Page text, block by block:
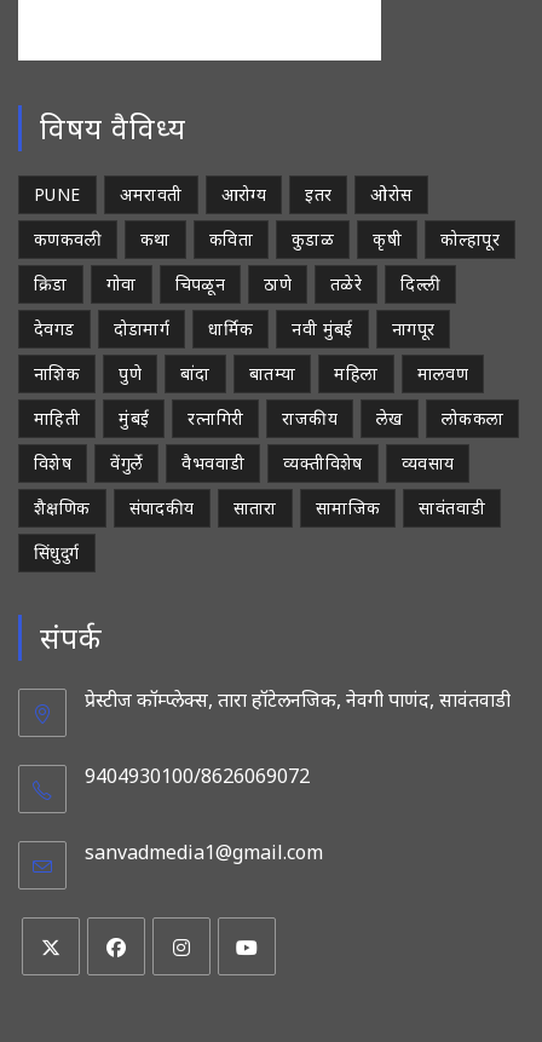
विषय वैविध्य
PUNE अमरावती आरोग्य इतर
ओरोस
कणकवली
कथा कविता कुडाळ कृषी
कोल्हापूर
क्रिडा
गोवा चिपळून ठाणे तळेरे
दिल्ली
देवगड
दोडामार्ग धार्मिक नवी मुंबई
नागपूर
नाशिक
पुणे बांदा बातम्या महिला
मालवण
माहिती
मुंबई रत्नागिरी राजकीय लेख
लोककला
विशेष
वेंगुर्ले वैभववाडी व्यक्तीविशेष
व्यवसाय
शैक्षणिक
संपादकीय सातारा सामाजिक
सावंतवाडी
सिंधुदुर्ग
संपर्क
प्रेस्टीज कॉम्प्लेक्स, तारा हॉटेलनजिक, नेवगी पाणंद, सावंतवाडी
9404930100/8626069072
sanvadmedia1@gmail.com